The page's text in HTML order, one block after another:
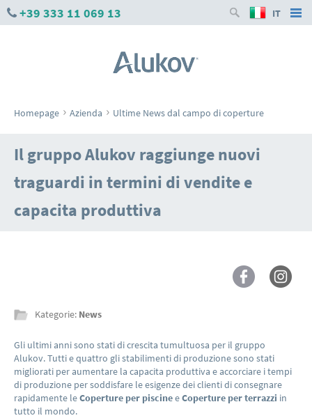
+39 333 11 069 13 IT
Homepage › Azienda › Ultime News dal campo di coperture
Il gruppo Alukov raggiunge nuovi
traguardi in termini di vendite e
capacita produttiva
Kategorie: News
Gli ultimi anni sono stati di crescita tumultuosa per il gruppo
Alukov. Tutti e quattro gli stabilimenti di produzione sono stati
migliorati per aumentare la capacita produttiva e accorciare i tempi
di produzione per soddisfare le esigenze dei clienti di consegnare
rapidamente leCoperture per piscineeCoperture per terrazzi in
tutto il mondo.